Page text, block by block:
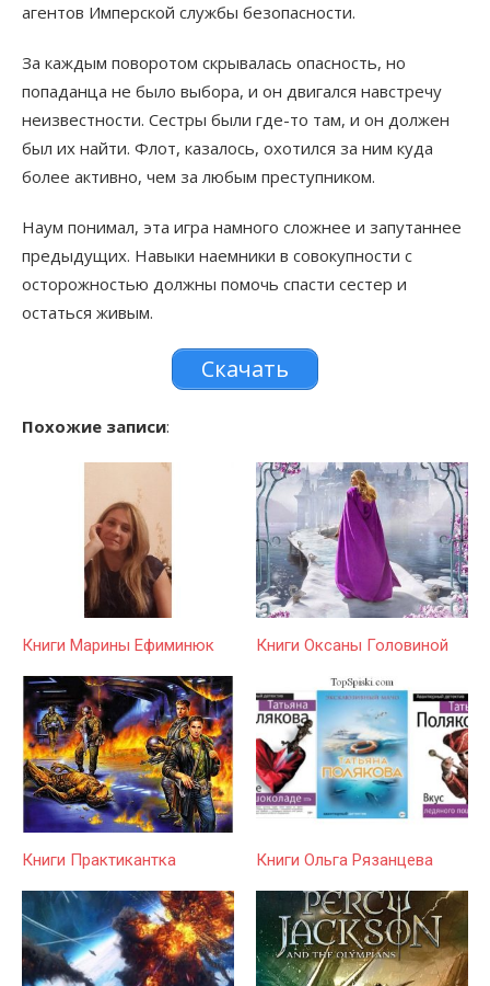
агентов Имперской службы безопасности.
За каждым поворотом скрывалась опасность, но
попаданца не было выбора, и он двигался навстречу
неизвестности. Сестры были где-то там, и он должен
был их найти. Флот, казалось, охотился за ним куда
более активно, чем за любым преступником.
Наум понимал, эта игра намного сложнее и запутаннее
предыдущих. Навыки наемники в совокупности с
осторожностью должны помочь спасти сестер и
остаться живым.
Скачать
Похожие записи:
Книги Марины Ефиминюк Книги Оксаны Головиной
Книги Практикантка Книги Ольга Рязанцева